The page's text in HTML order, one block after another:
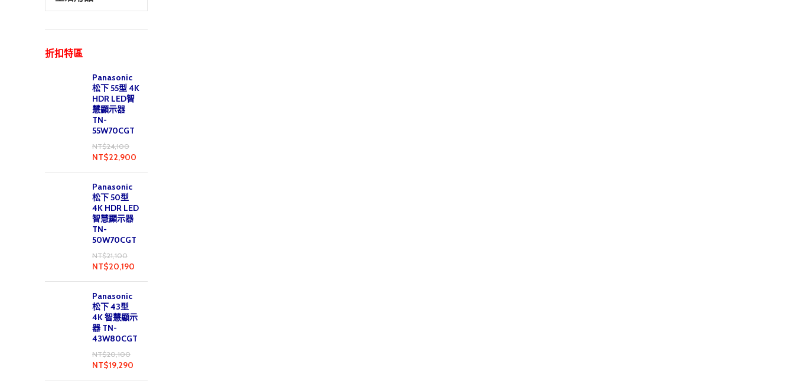
折扣特區
Panasonic
松下 55型 4K
HDR LED智
慧顯示器
TN-
55W70CGT
NT$24,100
NT$22,900
Panasonic
松下 50型
4K HDR LED
智慧顯示器
TN-
50W70CGT
NT$21,100
NT$20,190
Panasonic
松下 43型
4K 智慧顯示
器 TN-
43W80CGT
NT$20,100
NT$19,290